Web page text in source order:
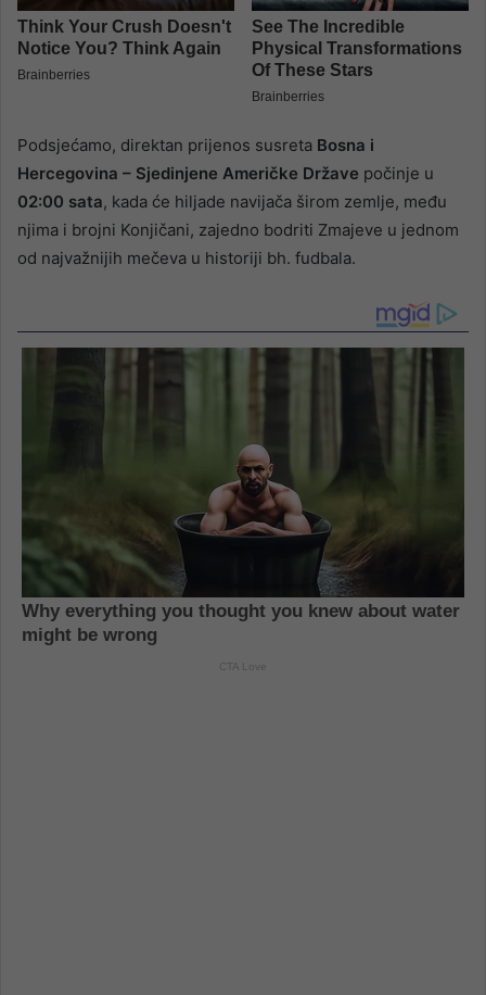
Podsjećamo, direktan prijenos susreta Bosna i
Hercegovina – Sjedinjene Američke Države počinje u
02:00 sata, kada će hiljade navijača širom zemlje, među
njima i brojni Konjičani, zajedno bodriti Zmajeve u jednom
od najvažnijih mečeva u historiji bh. fudbala.